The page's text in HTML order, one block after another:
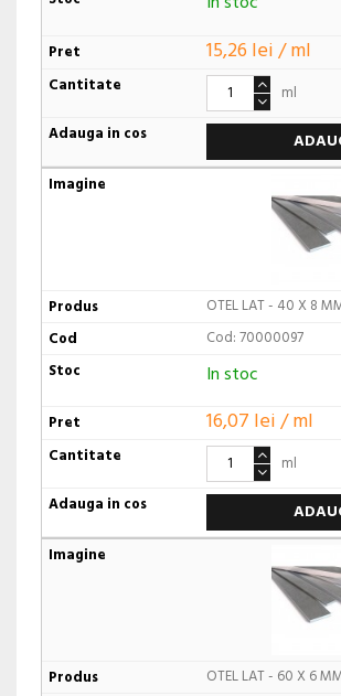
15,26 lei / ml
ml
OTEL LAT - 40 X 8
Cod: 70000097
In stoc
16,07 lei / ml
ml
OTEL LAT - 60 X 6